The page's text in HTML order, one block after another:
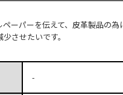
ーパーを伝えて、皮革製品の為
させたいです。
-